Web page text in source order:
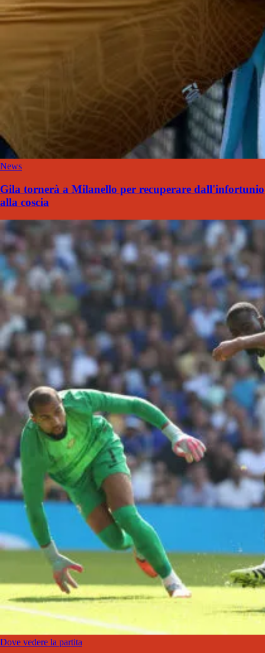
News
Gila tornerà a Milanello per recuperare dall'infortunio
alla coscia
Dove vedere la partita